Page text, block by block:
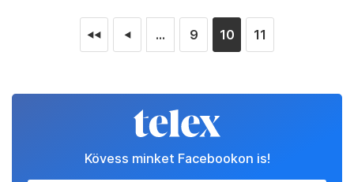
◄◄ ◄ ... 9 10 11
Kövess minket Facebookon is!